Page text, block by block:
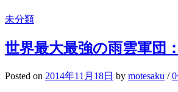
未分類
世界最大最強の雨雲軍団
Posted on 2014年11月18日 by motesaku /